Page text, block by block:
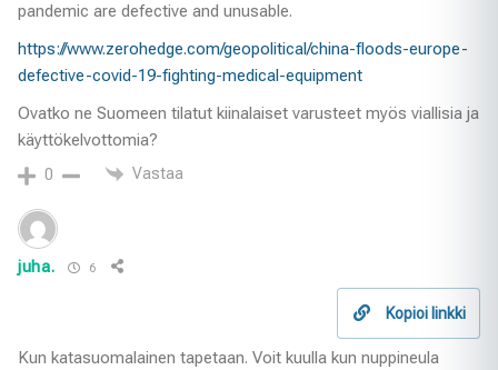
pandemic are defective and unusable.
https://www.zerohedge.com/geopolitical/china-floods-europe-
defective-covid-19-fighting-medical-equipment
Ovatko ne Suomeen tilatut kiinalaiset varusteet myös viallisia ja
käyttökelvottomia?
0 Vastaa
juha. 6
Kopioi linkki
Kun katasuomalainen tapetaan. Voit kuulla kun nuppineula